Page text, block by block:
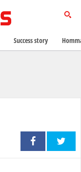
Success story